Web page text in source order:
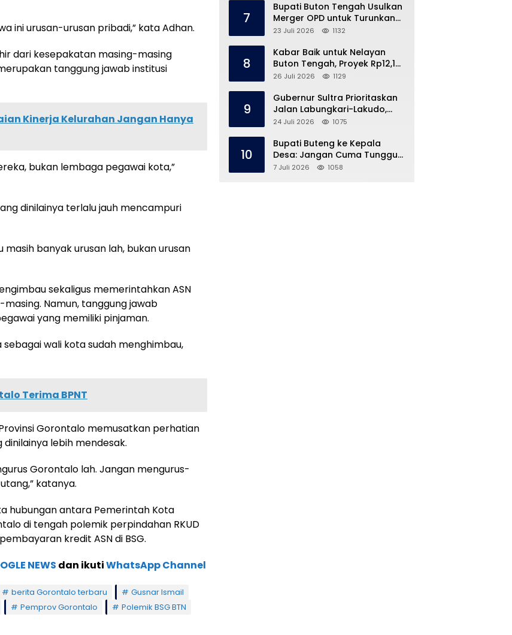
ini urusan-urusan pribadi,” kata Adhan.
dari kesepakatan masing-masing
tanggung jawab institusi
Kinerja Kelurahan Jangan Hanya
bukan lembaga pegawai kota,”
dinilainya terlalu jauh mencampuri
banyak urusan lah, bukan urusan
sekaligus memerintahkan ASN
Namun, tanggung jawab
yang memiliki pinjaman.
wali kota sudah menghimbau,
Terima BPNT
Gorontalo memusatkan perhatian
lebih mendesak.
Gorontalo lah. Jangan mengurus-
katanya.
hubungan antara Pemerintah Kota
di tengah polemik perpindahan RKUD
kredit ASN di BSG.
NEWS dan ikutiWhatsApp Channel
berita Gorontalo terbaru
Gusnar Ismail
Pemprov Gorontalo
Polemik BSG BTN
7
Bupati Buton Tengah Usulkan
Merger OPD untuk Turunkan
Belanja Pegawai APBD
23 Juli 2026 1132
8
Kabar Baik untuk Nelayan
Buton Tengah, Proyek Rp12,1
Miliar Akhirnya Dimulai
26 Juli 2026 1129
9
Gubernur Sultra Prioritaskan
Jalan Labungkari-Lakudo,
Buteng Kebagian 1,7 Km
24 Juli 2026 1075
10
Bupati Buteng ke Kepala
Desa: Jangan Cuma Tunggu
Dana Desa, ‘Jemput Bola’
7 Juli 2026 1058